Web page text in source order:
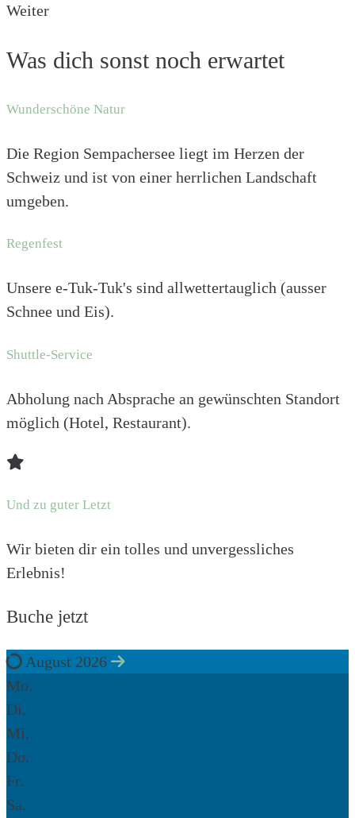
Weiter
Was dich sonst noch erwartet
Wunderschöne Natur
Die Region Sempachersee liegt im Herzen der
Schweiz und ist von einer herrlichen Landschaft
umgeben.
Regenfest
Unsere e-Tuk-Tuk's sind allwettertauglich (ausser
Schnee und Eis).
Shuttle-Service
Abholung nach Absprache an gewünschten Standort
möglich (Hotel, Restaurant).
Und zu guter Letzt
Wir bieten dir ein tolles und unvergessliches
Erlebnis!
Buche jetzt
August 2026
Mo.
Di.
Mi.
Do.
Fr.
Sa.